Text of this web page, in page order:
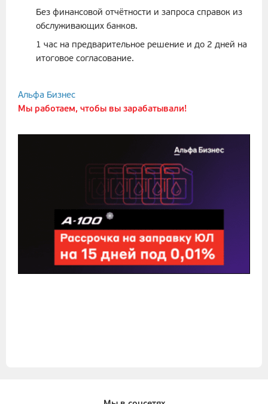
Без финансовой отчётности и запроса справок из
обслуживающих банков.
1 час на предварительное решение и до 2 дней на
итоговое согласование.
Альфа Бизнес
Мы работаем, чтобы вы зарабатывали!